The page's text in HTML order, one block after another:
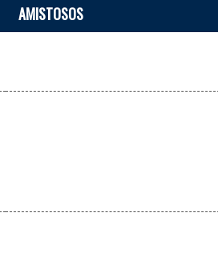
AMISTOSOS